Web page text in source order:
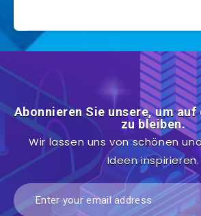
Abonnieren Sie unsere, um
zu bleiben.
Wir lassen uns von schönen
Ideen inspirieren.